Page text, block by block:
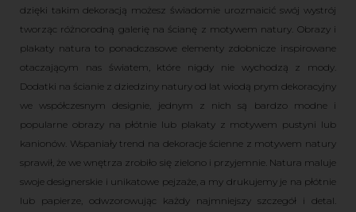
dzięki takim dekoracją możesz świadomie urozmaicić swój wystrój
tworząc różnorodną galerię na ścianę z motywem natury. Obrazy i
plakaty natura to ponadczasowe elementy zdobnicze inspirowane
otaczającym nas światem, które nigdy nie wychodzą z mody.
Dodatki na ścianie z dziedziny natury od lat wiodą prym dekoracyjny
we współczesnym designie, jednym z nich są bardzo modne i
popularne obrazy na płótnie lub plakaty z motywem pustyni lub
kanionów. Wspaniały trend na dekoracje ścienne z motywem natury
sprawił, że we wnętrza zrobiło się zielono i przyjemnie. Natura maluje
swoje designerskie i unikatowe pejzaże, a my drukujemy je na płótnie
lub papierze, odwzorowując każdy najmniejszy szczegół i detal.